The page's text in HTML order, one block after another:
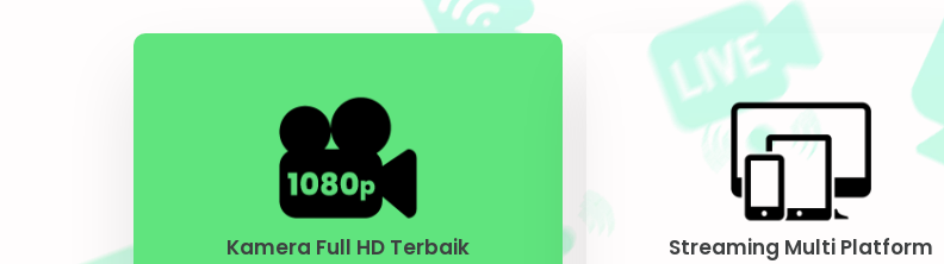
Kamera Full HD Terbaik Streaming Multi Platform